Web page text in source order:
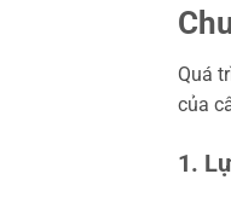
Quá
của
1.